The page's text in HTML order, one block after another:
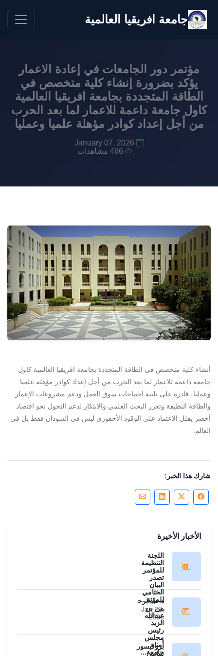
جامعة افريقيا العالمية
مؤتمر دور الجامعات في إعادة الاعمار
يؤكد بضرورة إنشاء كلية متخصص في
الطاقة المتجددة بجامعة افريقيا العالمية
كاول جامعة داعمة للاعمار لما بعد الحرب
من أجل إعداد كوادر مؤهلة علميا وعمليا
January 07, 2026
466 مشاهدات
أنشاء كلية متخصص في الطاقة المتجددة بجامعة افريقيا العالمية كاول
جامعة داعمة للاعمار لما بعد الحرب من أجل إعداد كوادر مؤهلة علميا
وعمليا، قادرة على تلبية احتياجات سوق العمل ودعم مشروعات الإعمار
والطاقة النظيفة وتعزز البحث العلمي والابتكار لدعم التحول نحو اقتصاد
أخضر يقلل الاعتماد على الوقود الأحفوري ليس في السودان فقط بل في
العالم.
شارك هذا الخبر:
الأخبار الأخيرة
اللجنة
التنظيمة
للمؤتمر
تصدر
البيان
الختامي
للمؤتم...
Jan 22,
2026
د.عبدالرح
من بن
عبدالله
الزيد
رئيس
مجلس
أمناء
جامعة...
بروفيسور
سامي